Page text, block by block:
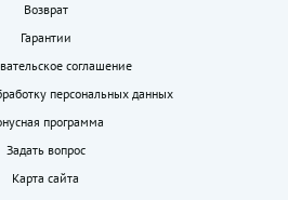
Возврат
Гарантии
соглашение
персональных данных
программа
Задать вопрос
Карта сайта